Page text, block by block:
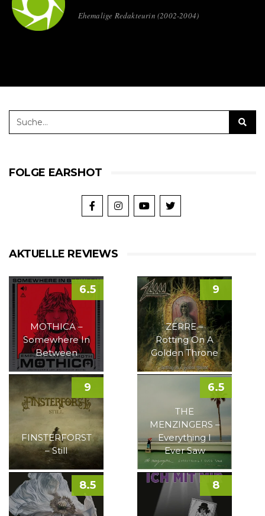
Ehemalige Redakteurin (2002-2004)
FOLGE EARSHOT
AKTUELLE REVIEWS
MOTHICA –
Somewhere In
Between
6.5
ZERRE –
Rotting On A
Golden Throne
9
FINSTERFORST
– Still
9
THE
MENZINGERS –
Everything I
Ever Saw
6.5
8.5 8